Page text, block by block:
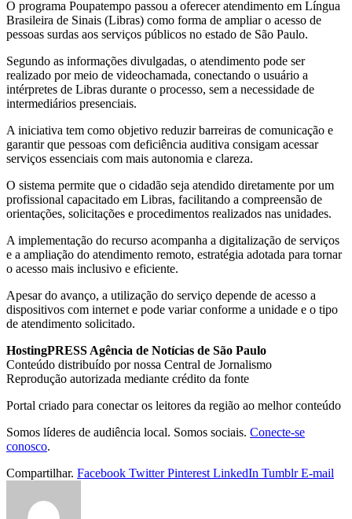
O programa Poupatempo passou a oferecer atendimento em Língua
Brasileira de Sinais (Libras) como forma de ampliar o acesso de
pessoas surdas aos serviços públicos no estado de São Paulo.
Segundo as informações divulgadas, o atendimento pode ser
realizado por meio de videochamada, conectando o usuário a
intérpretes de Libras durante o processo, sem a necessidade de
intermediários presenciais.
A iniciativa tem como objetivo reduzir barreiras de comunicação e
garantir que pessoas com deficiência auditiva consigam acessar
serviços essenciais com mais autonomia e clareza.
O sistema permite que o cidadão seja atendido diretamente por um
profissional capacitado em Libras, facilitando a compreensão de
orientações, solicitações e procedimentos realizados nas unidades.
A implementação do recurso acompanha a digitalização de serviços
e a ampliação do atendimento remoto, estratégia adotada para tornar
o acesso mais inclusivo e eficiente.
Apesar do avanço, a utilização do serviço depende de acesso a
dispositivos com internet e pode variar conforme a unidade e o tipo
de atendimento solicitado.
HostingPRESS Agência de Notícias de São Paulo
Conteúdo distribuído por nossa Central de Jornalismo
Reprodução autorizada mediante crédito da fonte
Portal criado para conectar os leitores da região ao melhor conteúdo
Somos líderes de audiência local. Somos sociais. Conecte-se
conosco.
Compartilhar. Facebook Twitter Pinterest LinkedIn Tumblr E-mail